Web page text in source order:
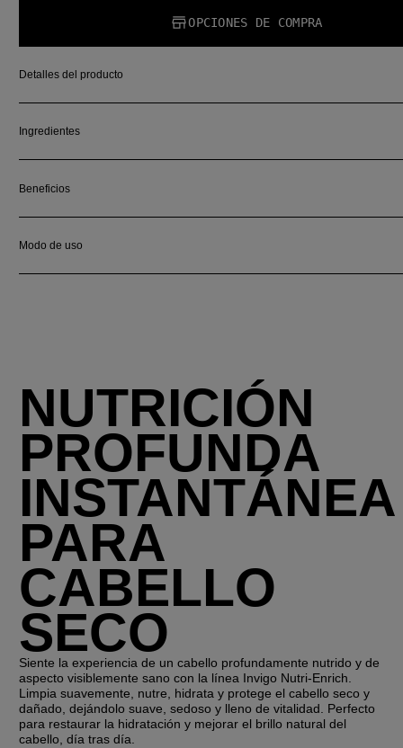
OPCIONES DE COMPRA
Detalles del producto
Ingredientes
Beneficios
Modo de uso
NUTRICIÓN
PROFUNDA
INSTANTÁNEA
PARA
CABELLO
SECO
Siente la experiencia de un cabello profundamente nutrido y de
aspecto visiblemente sano con la línea Invigo Nutri-Enrich.
Limpia suavemente, nutre, hidrata y protege el cabello seco y
dañado, dejándolo suave, sedoso y lleno de vitalidad. Perfecto
para restaurar la hidratación y mejorar el brillo natural del
cabello, día tras día.